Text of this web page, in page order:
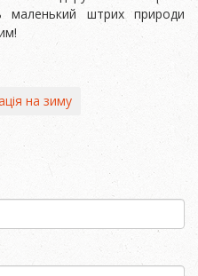
маленький штрих природи
на зиму